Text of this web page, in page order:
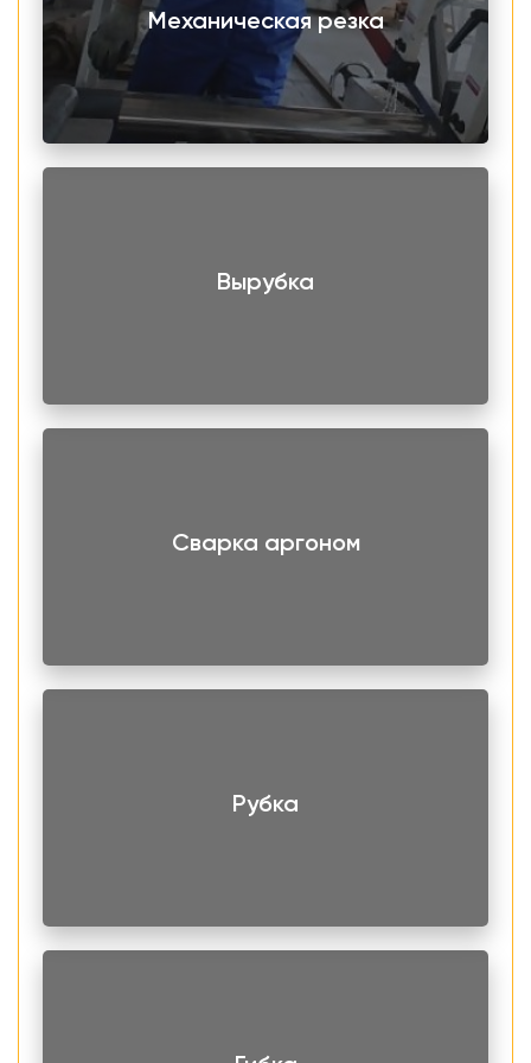
Отличные прочностные характеристики.
Выдерживает удары, вибрацию. Может быть
использована для изготовления нагруженных
конструкций.
Износостойкость. Сохраняет первоначальный
внешний вид при интенсивной нагрузке.
достаточно гибкий, поэтому любые виды
Форма, структура и поверхность выдерживают
эксплуатацию при температурах от -40 до +900°С.
сайте или свяжитесь с нашими специалистами.
Механическая резка
Вырубка
Сварка аргоном
Рубка